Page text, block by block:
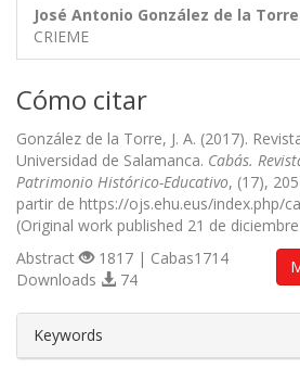
José Antonio González de la Torre
CRIEME
Cómo citar
González de la Torre, J. A. (2017).
Universidad de Salamanca. Cabás.
Patrimonio Histórico-Educativo, (17),
partir de https://ojs.ehu.eus/index.php/
(Original work published 21 de
Abstract
1817 | Cabas1714
Downloads
74
Keywords